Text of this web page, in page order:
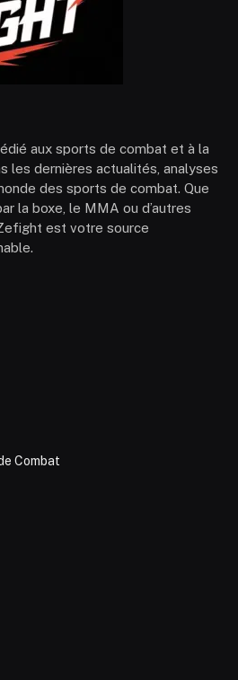
aux sports de combat et à la
les dernières actualités, analyses
des sports de combat. Que
la boxe, le MMA ou d’autres
est votre source
Combat